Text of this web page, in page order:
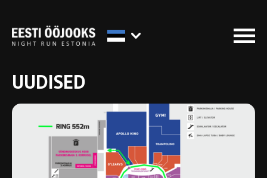
UUDISED